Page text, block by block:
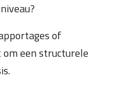
of
een structurele